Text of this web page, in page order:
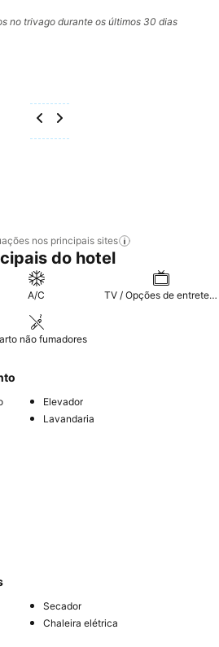
no trivago durante os últimos 30 dias
nos principais sites
do hotel
A/C TV / Opções de entretenimento
não fumadores
Elevador
Lavandaria
Secador
Chaleira elétrica